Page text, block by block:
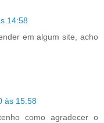
14:58
em algum site, acho
às 15:58
como agradecer o